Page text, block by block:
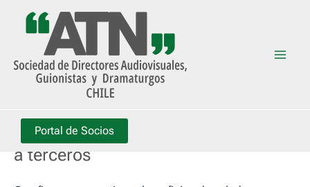
contenido
Portal de Socios
Consentimiento de datos personales
a terceros